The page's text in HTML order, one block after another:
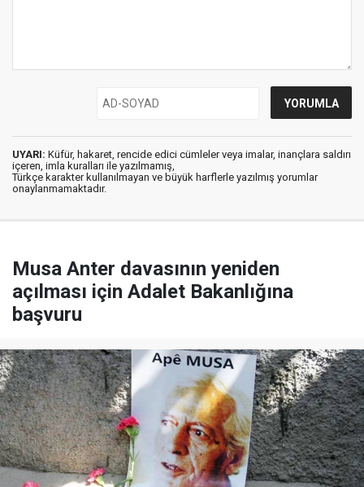
UYARI: Küfür, hakaret, rencide edici cümleler veya imalar, inançlara saldırı
içeren, imla kuralları ile yazılmamış,
Türkçe karakter kullanılmayan ve büyük harflerle yazılmış yorumlar
onaylanmamaktadır.
Musa Anter davasının yeniden
açılması için Adalet Bakanlığına
başvuru